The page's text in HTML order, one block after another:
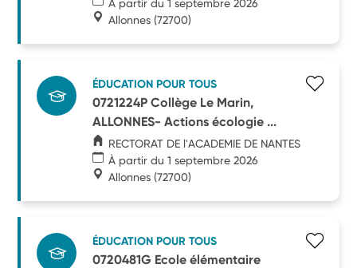
À partir du 1 septembre 2026
Allonnes (72700)
ÉDUCATION POUR TOUS
0721224P Collège Le Marin,
ALLONNES- Actions écologie ...
RECTORAT DE l'ACADEMIE DE NANTES
À partir du 1 septembre 2026
Allonnes (72700)
ÉDUCATION POUR TOUS
0720481G Ecole élémentaire